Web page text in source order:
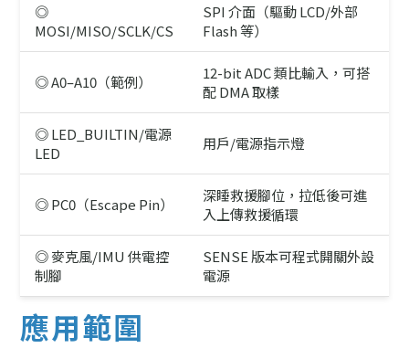
◎
MOSI/MISO/SCLK/CS
SPI 介面（驅動 LCD/外部
Flash 等）
◎ A0–A10（範例）
12-bit ADC 類比輸入，可搭
配 DMA 取樣
◎ LED_BUILTIN/電源
LED
用戶/電源指示燈
◎ PC0（Escape Pin）
深睡救援腳位，拉低後可進
入上傳救援循環
◎ 麥克風/IMU 供電控
制腳
SENSE 版本可程式開關外設
電源
應用範圍